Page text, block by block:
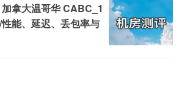
拿大温哥华 CABC_1
能、延迟、丢包率与